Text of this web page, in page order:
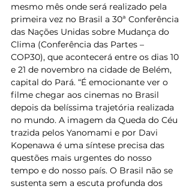
mesmo mês onde será realizado pela
primeira vez no Brasil a 30ª Conferência
das Nações Unidas sobre Mudança do
Clima (Conferência das Partes –
COP30), que acontecerá entre os dias 10
e 21 de novembro na cidade de Belém,
capital do Pará. “É emocionante ver o
filme chegar aos cinemas no Brasil
depois da belíssima trajetória realizada
no mundo. A imagem da Queda do Céu
trazida pelos Yanomami e por Davi
Kopenawa é uma síntese precisa das
questões mais urgentes do nosso
tempo e do nosso país. O Brasil não se
sustenta sem a escuta profunda dos